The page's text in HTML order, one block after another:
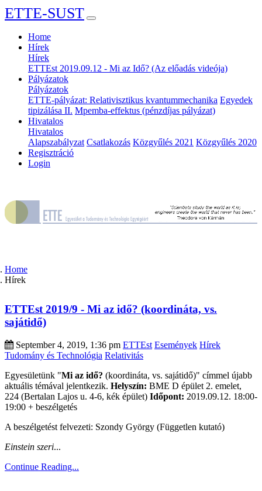
ETTE-SUST
Home
Hírek
Hírek
ETTEst 2019.09.12 - Mi az Idő? (Az előadás videója)
Pályázatok
Pályázatok
ETTE-pályázat: Relativisztikus kvantummechanika Egyedek
tipizálása II. Mpemba-effektus (pénzdíjas pályázat)
Hivatalos
Hivatalos
Alapszabályzat Csatlakozás Közgyűlés 2021 Közgyűlés 2020
Regisztráció
Login
Home
Hírek
ETTEst 2019/9 - Mi az idő? (koordináta, vs.
sajátidő)
September 4, 2019, 1:36 pm ETTEst Események Hírek
Tudomány és Technológia Relativitás
Egyesületünk "Mi az idő? (koordináta, vs. sajátidő)" címmel újabb
aktuális témával jelentkezik. Helyszín: BME D épület 2. emelet,
224 (Bertalan Lajos u. 4-6, kék épület) Időpont: 2019.09.12. 18:00-
19:00 + beszélgetés
A beszélgetést felvezeti: Szondy György (Független kutató)
Einstein szeri...
Continue Reading...